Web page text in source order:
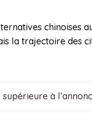
chinoises
la trajectoire des
à